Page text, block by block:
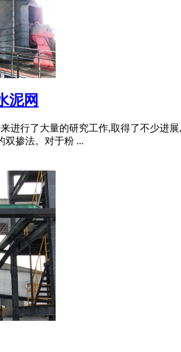
泥网
进行了大量的研究工作,取得了不少进
双掺法。对于粉 ...